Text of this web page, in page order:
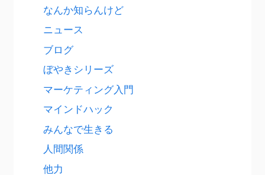
なんか知らんけど
ニュース
ブログ
ぼやきシリーズ
マーケティング入門
マインドハック
みんなで生きる
人間関係
他力